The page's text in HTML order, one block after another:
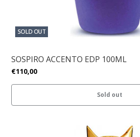
SOLD OUT
SOSPIRO ACCENTO EDP 100ML
€110,00
Sold out